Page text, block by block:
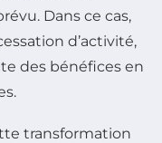
Dans ce cas,
d’activité,
des bénéfices en
transformation